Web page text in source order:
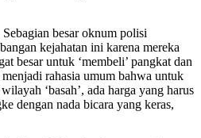
besar oknum polisi
kejahatan ini karena mereka
besar untuk ‘membeli’ pangkat dan
rahasia umum bahwa untuk
‘basah’, ada harga yang harus
dengan nada bicara yang keras,